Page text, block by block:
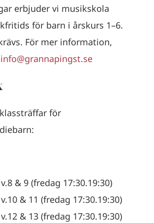
erbjuder vi musikskola
för barn i årskurs 1–6.
För mer information,
info@grannapingst.se
för
& 9 (fredag 17:30.19:30)
& 11 (fredag 17:30.19:30)
& 13 (fredag 17:30.19:30)